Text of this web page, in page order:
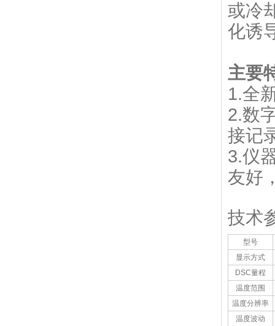
或冷
化诱
主要
1.全
2.数
接记
3.仪
友好
技术
型号
显示方式
DSC量程
温度范围
温度分辨率
温度波动